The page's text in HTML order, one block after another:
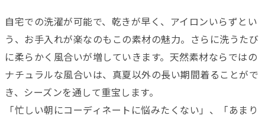
自宅での洗濯が可能で、乾きが早く、アイロンいらずとい
う、お手入れが楽なのもこの素材の魅力。さらに洗うたび
に柔らかく風合いが増していきます。天然素材ならではの
ナチュラルな風合いは、真夏以外の長い期間着ることがで
き、シーズンを通して重宝します。
「忙しい朝にコーディネートに悩みたくない」、「あまり